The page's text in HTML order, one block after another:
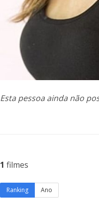
Esta pessoa ainda não
1 filmes
Ranking Ano